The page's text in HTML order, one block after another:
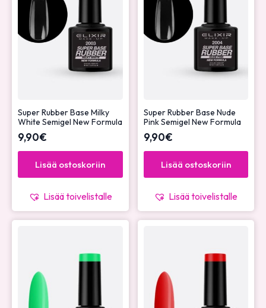
Super Rubber Base Milky
White Semigel New Formula
9,90€
Lisää ostoskoriin
Lisää toivelistalle
Super Rubber Base Nude
Pink Semigel New Formula
9,90€
Lisää ostoskoriin
Lisää toivelistalle